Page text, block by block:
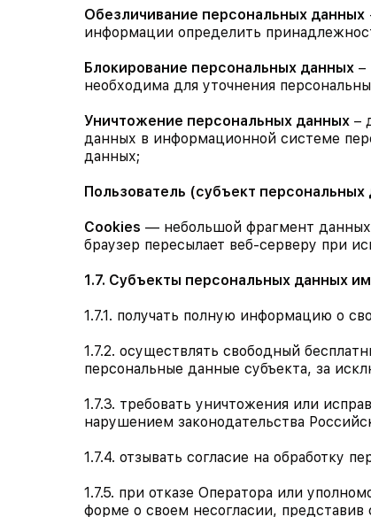
Обезличивание персональных данных
информации определить
Блокирование персональных данных –
необходима для уточнения
Уничтожение персональных данных –
данных в информационной системе
данных;
Пользователь (субъект персональных
Cookies — небольшой фрагмент
браузер пересылает веб-серверу при
1.7. Субъекты персональных данных
1.7.1. получать полную информацию о
1.7.2. осуществлять свободный
персональные данные субъекта, за
1.7.3. требовать уничтожения или
нарушением законодательства
1.7.4. отзывать согласие на обработку
1.7.5. при отказе Оператора или
форме о своем несогласии, представив